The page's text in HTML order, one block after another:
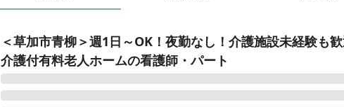
＜草加市青柳＞週1日～OK！夜勤なし！介護施設未経験も
介護付有料老人ホームの看護師・パート